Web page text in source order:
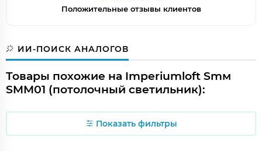
Положительные отзывы клиентов
ИИ-ПОИСК АНАЛОГОВ
Товары похожие на Imperiumloft Smм
SMM01 (потолочный светильник):
Показать фильтры